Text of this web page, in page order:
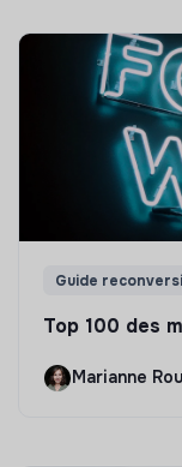
Guide
Top 100 des
Marianne